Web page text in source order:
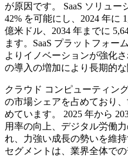
が原因です。 SaaS ソリュ
42% を可能にし、2024 年に
億米ドル、2034 年までに
ます。SaaS プラットフォー
よりイノベーションが強化
の導入の増加により長期的
クラウド コンピューティン
の市場シェアを占めており
めています。 2025 年から
用率の向上、デジタル労働
れ、力強い成長の勢いを維
セグメントは、業界全体で